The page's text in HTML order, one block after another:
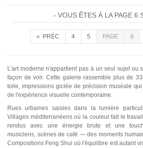
- VOUS ÊTES À LA PAGE 6
« PRÉC 4 5 PAGE 6
L'art moderne n'appartient pas à un seul sujet
façon de voir. Cette galerie rassemble plus de
toile, impressions giclée de précision muséale
de l'expérience visuelle contemporaine.
Rues urbaines saisies dans la lumière
Villages méditerranéens où la couleur fait le
rendus avec une énergie brute et une
musiciens, scènes de café — des moments
Compositions Feng Shui où l'équilibre est autant